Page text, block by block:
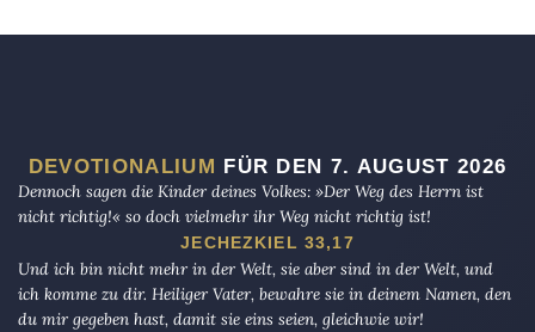
DEVOTIONALIUM FÜR DEN 7. AUGUST 2026
Dennoch sagen die Kinder deines Volkes: »Der Weg des Herrn ist
nicht richtig!« so doch vielmehr ihr Weg nicht richtig ist!
JECHEZKIEL 33,17
Und ich bin nicht mehr in der Welt, sie aber sind in der Welt, und
ich komme zu dir. Heiliger Vater, bewahre sie in deinem Namen, den
du mir gegeben hast, damit sie eins seien, gleichwie wir!